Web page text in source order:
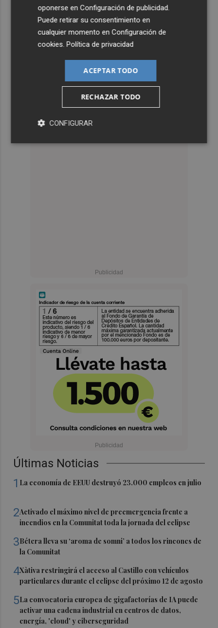
Últimas Noticias
1 La economía de EEUU destruyó 23.000 empleos en julio
2Activado el máximo nivel de preemergencia frente a
incendios en la Comunitat toda la jornada del eclipse
3Bétera lleva su ‘aroma de somni’ a todos los rincones de
la Comunitat
4Xàtiva restringirá el acceso al Castillo con vehículos
particulares durante el eclipse del próximo 12 de agosto
5La convocatoria europea de gigafactorías de IA puede
activar una cadena industrial en centros de datos,
energía, 'cloud' y ciberseguridad
oponerse enConfiguración de publicidad
Puede retirar su consentimiento en
cualquier momento enConfiguración de
cookies .Política de privacidad
ACEPTAR TODO
RECHAZAR TODO
CONFIGURAR